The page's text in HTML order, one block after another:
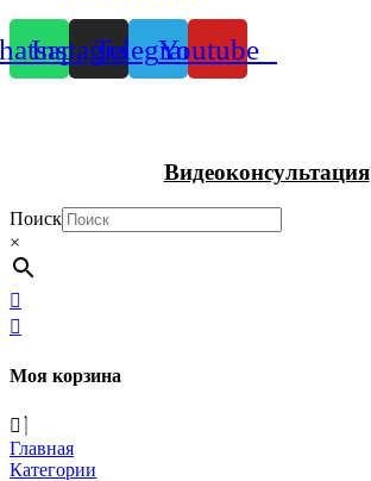
InstagramTelegramYoutube
Видеоконсультация
Поиск
×
Моя корзина
Главная
Категории